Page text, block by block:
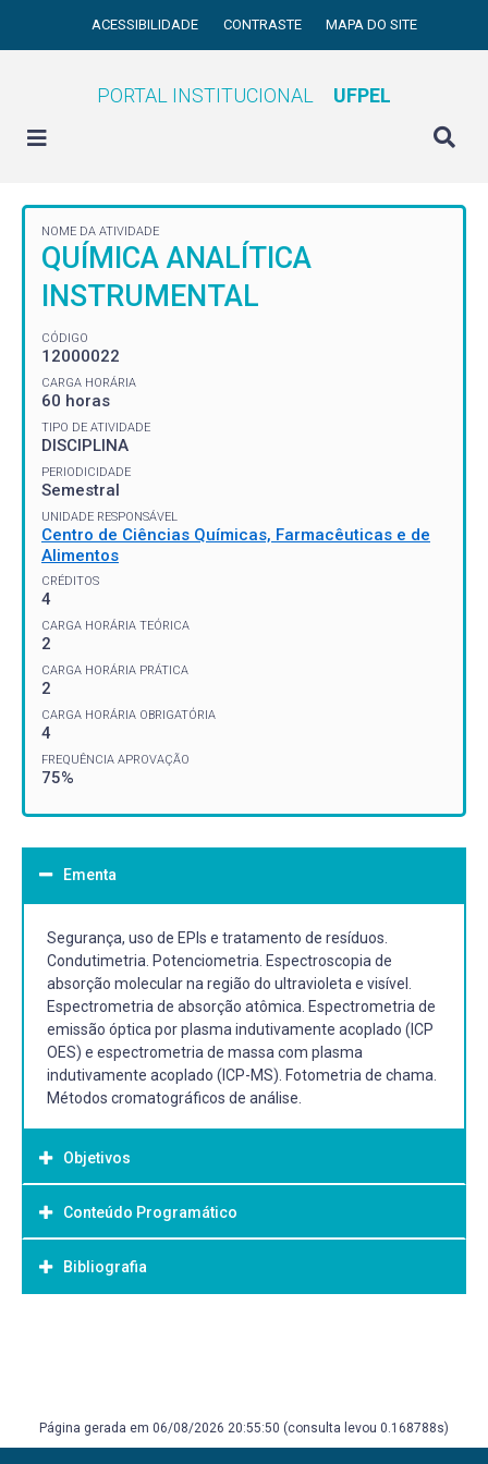
ACESSIBILIDADE CONTRASTE MAPA DO SITE
PORTAL INSTITUCIONAL UFPEL
NOME DA ATIVIDADE
QUÍMICA ANALÍTICA
INSTRUMENTAL
CÓDIGO
12000022
CARGA HORÁRIA
60 horas
TIPO DE ATIVIDADE
DISCIPLINA
PERIODICIDADE
Semestral
UNIDADE RESPONSÁVEL
Centro de Ciências Químicas, Farmacêuticas e de
Alimentos
CRÉDITOS
4
CARGA HORÁRIA TEÓRICA
2
CARGA HORÁRIA PRÁTICA
2
CARGA HORÁRIA OBRIGATÓRIA
4
FREQUÊNCIA APROVAÇÃO
75%
Ementa
Segurança, uso de EPIs e tratamento de resíduos.
Condutimetria. Potenciometria. Espectroscopia de
absorção molecular na região do ultravioleta e visível.
Espectrometria de absorção atômica. Espectrometria de
emissão óptica por plasma indutivamente acoplado (ICP
OES) e espectrometria de massa com plasma
indutivamente acoplado (ICP-MS). Fotometria de chama.
Métodos cromatográficos de análise.
Objetivos
Objetivo Geral:
Apresentar aos acadêmicos os conceitos básicos da
química analítica instrumental, apresentando os principais
Conteúdo Programático
Bibliografia
Fundamentos de Química Analítica. Tradução da 8 ed
Página gerada em 06/08/2026 20:55:50 (consulta levou 0.168788s)